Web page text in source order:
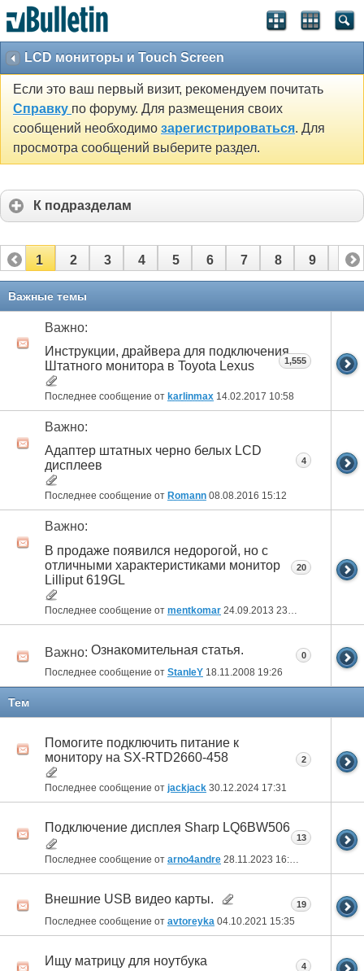
LCD мониторы и Touch Screen
Если это ваш первый визит, рекомендуем почитать
Справку по форуму. Для размещения своих
сообщений необходимо зарегистрироваться. Для
просмотра сообщений выберите раздел.
К подразделам
1 2 3 4 5 6 7 8 9 10
11 12
21 22
Важные темы
Важно:
Инструкции, драйвера для подключения
Штатного монитора в Toyota Lexus
Последнее сообщение от karlinmax 14.02.2017 10:58
1,555
Важно:
Адаптер штатных черно белых LCD
дисплеев
Последнее сообщение от Romann 08.08.2016 15:12
4
Важно:
В продаже появился недорогой, но с
отличными характеристиками монитор
Lilliput 619GL
Последнее сообщение от mentkomar 24.09.2013 23:08
20
Важно: Ознакомительная статья.
Последнее сообщение от StanleY 18.11.2008 19:26
0
Тем
Помогите подключить питание к
монитору на SX-RTD2660-458
Последнее сообщение от jackjack 30.12.2024 17:31
2
Подключение дисплея Sharp LQ6BW506
Последнее сообщение от arno4andre 28.11.2023 16:25
13
Внешние USB видео карты.
Последнее сообщение от avtoreyka 04.10.2021 15:35
19
Ищу матрицу для ноутбука 4